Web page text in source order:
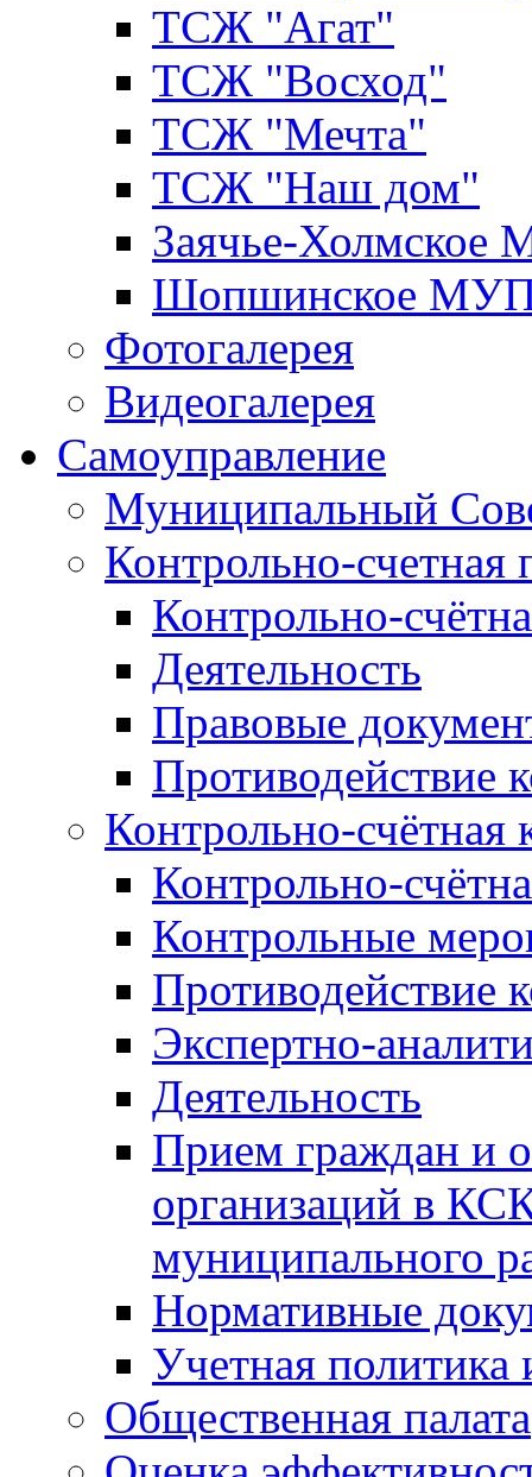
ТСЖ "Агат"
ТСЖ "Восход"
ТСЖ "Мечта"
ТСЖ "Наш дом"
Заячье-
Шопшинское
Фотогалерея
Видеогалерея
Самоуправление
Муниципальный
Контрольно-счетная
Контрольно-
Деятельность
Правовые
Противодействие
Контрольно-счётная
Контрольно-
Контрольные
Противодействие
Экспертно-
Деятельность
Прием граждан и
организаций в
муниципального
Нормативные
Учетная политика
Общественная палата